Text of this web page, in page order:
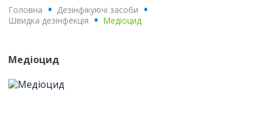
Головна . Дезінфікуючі засоби
.
Швидка дезінфекція
. Медіоцид
Медіоцид